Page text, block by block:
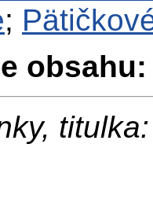
;
obsahu:
titulka: